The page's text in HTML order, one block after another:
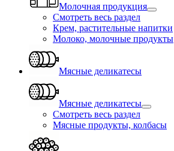
Молочная продукция
Смотреть весь раздел
Крем, растительные напитки
Молоко, молочные продукты
Мясные деликатесы
Мясные деликатесы
Смотреть весь раздел
Мясные продукты, колбасы